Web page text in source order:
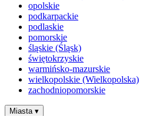
opolskie
podkarpackie
podlaskie
pomorskie
śląskie (Śląsk)
świętokrzyskie
warmińsko-mazurskie
wielkopolskie (Wielkopolska)
zachodniopomorskie
Miasta ▾